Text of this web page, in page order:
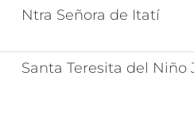
Ntra Señora de Itatí
Santa Teresita del Niño